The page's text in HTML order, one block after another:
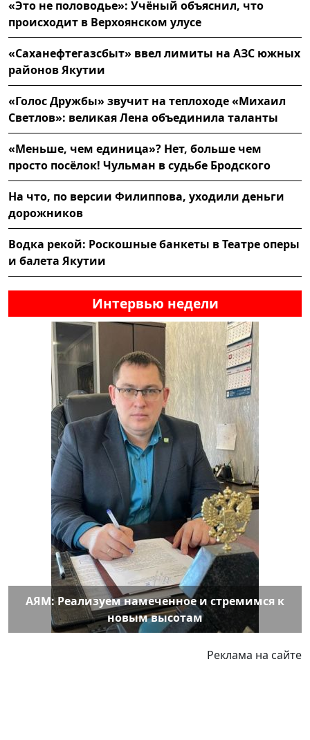
«Это не половодье»: Учёный объяснил, что
происходит в Верхоянском улусе
«Саханефтегазсбыт» ввел лимиты на АЗС южных
районов Якутии
«Голос Дружбы» звучит на теплоходе «Михаил
Светлов»: великая Лена объединила таланты
«Меньше, чем единица»? Нет, больше чем
просто посёлок! Чульман в судьбе Бродского
На что, по версии Филиппова, уходили деньги
дорожников
Водка рекой: Роскошные банкеты в Театре оперы
и балета Якутии
Интервью недели
АЯМ: Реализуем намеченное и стремимся к
новым высотам
Реклама на сайте